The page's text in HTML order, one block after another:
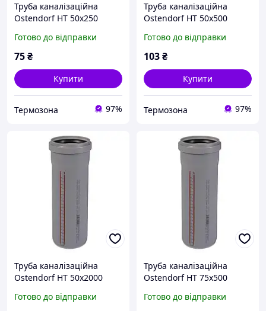
Труба каналізаційна
Ostendorf HT 50x250
Готово до відправки
75₴
Купити
Термозона 97%
Труба каналізаційна
Ostendorf HT 50x500
Готово до відправки
103₴
Купити
Термозона 97%
Труба каналізаційна
Ostendorf HT 50x2000
Готово до відправки
Труба каналізаційна
Ostendorf HT 75x500
Готово до відправки